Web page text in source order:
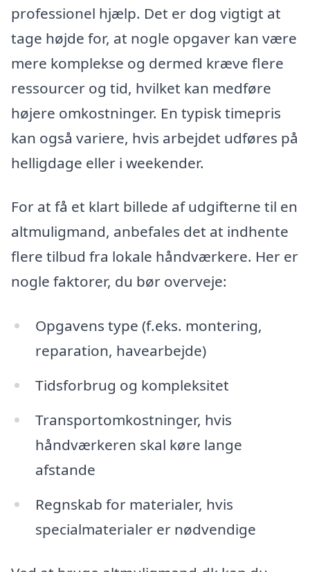
professionel hjælp. Det er dog vigtigt at
tage højde for, at nogle opgaver kan være
mere komplekse og dermed kræve flere
ressourcer og tid, hvilket kan medføre
højere omkostninger. En typisk timepris
kan også variere, hvis arbejdet udføres på
helligdage eller i weekender.
For at få et klart billede af udgifterne til en
altmuligmand, anbefales det at indhente
flere tilbud fra lokale håndværkere. Her er
nogle faktorer, du bør overveje:
Opgavens type (f.eks. montering,
reparation, havearbejde)
Tidsforbrug og kompleksitet
Transportomkostninger, hvis
håndværkeren skal køre lange
afstande
Regnskab for materialer, hvis
specialmaterialer er nødvendige